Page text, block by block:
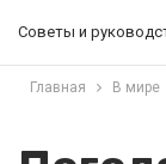
Советы и
Главная В мире